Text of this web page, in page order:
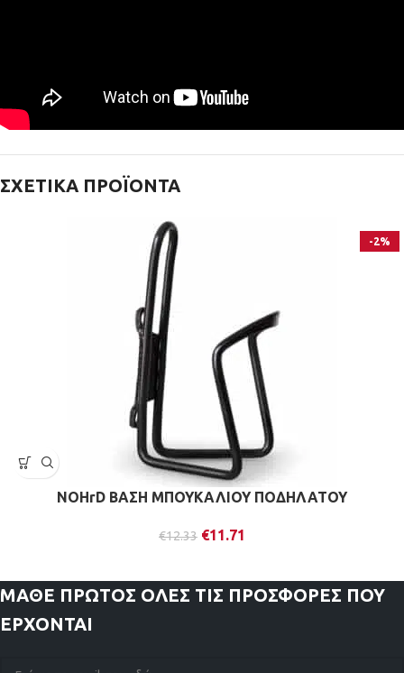
ΣΧΕΤΙΚΆ ΠΡΟΪΌΝΤΑ
-2%
NOHrD ΒΑΣΗ ΜΠΟΥΚΑΛΙΟΥ ΠΟΔΗΛΑΤΟΥ
€12.33 €11.71
ΜΑΘΕ ΠΡΩΤΟΣ ΟΛΕΣ ΤΙΣ ΠΡΟΣΦΟΡΕΣ ΠΟΥ
ΕΡΧΟΝΤΑΙ